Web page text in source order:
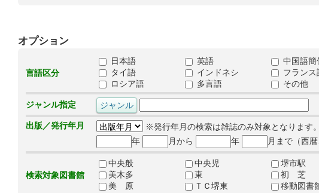
オプション
言語区分
日本語 英語 中国語簡
タイ語
インドネシ フランス
ロシア語
多言語 その他
ジャンル指定
出版／発行年月
※発行年月の検索は雑誌のみ対象となります。
年
月から 年 月まで（西暦
検索対象図書館
中央般 中央児 堺市駅
美木多
東 初 芝
美 原
ＴＣ堺東 移動図書